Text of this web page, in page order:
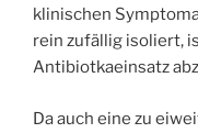
klinischen
rein zufällig isoliert,
Antibiotkaeinsatz
Da auch eine zu